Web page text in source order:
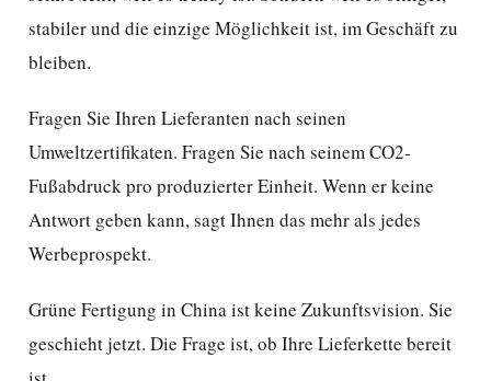
stabiler und die einzige Möglichkeit ist, im Geschäft zu
bleiben.
Fragen Sie Ihren Lieferanten nach seinen
Umweltzertifikaten. Fragen Sie nach seinem CO2-
Fußabdruck pro produzierter Einheit. Wenn er keine
Antwort geben kann, sagt Ihnen das mehr als jedes
Werbeprospekt.
Grüne Fertigung in China ist keine Zukunftsvision. Sie
geschieht jetzt. Die Frage ist, ob Ihre Lieferkette bereit